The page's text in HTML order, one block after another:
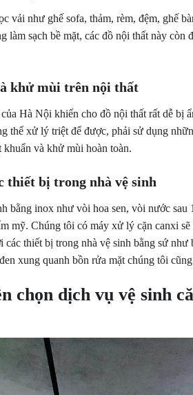
vải như ghế sofa, thảm, rèm, đệm, ghế
làm sạch bề mặt, các đồ nội thất này còn
khử mùi trên nội thất
Hà Nội khiến cho đồ nội thất rất dễ bị
thể xử lý triệt để được, phải sử dụng
và khử mùi hoàn toàn.
thiết bị trong nhà vệ sinh
bằng inox như vòi hoa sen, vòi nước sau
mỹ. Chúng tôi có máy xử lý cặn canxi
các thiết bị trong nhà vệ sinh bằng sứ như
xung quanh bồn rửa mặt chúng tôi
chọn dịch vụ vệ sinh